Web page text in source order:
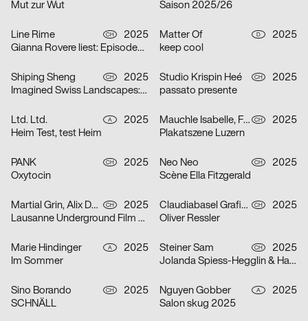
Mut zur Wut
Saison 2025/26
Line Rime CH
2025
Gianna Rovere liest: Episoden von Alltagselefanten
Matter Of D
2025
keep cool
Shiping Sheng CH
2025
Imagined Swiss Landscapes: Perspectives and Edges in Image Collage
Studio Krispin Heé CH
2025
passato presente
Ltd. Ltd. A
2025
Heim Test, test Heim
Mauchle Isabelle, Felix Pfäffli, Brechbühl Erich CH
2025
Plakatszene Luzern
PANK CH
2025
Oxytocin
Neo Neo CH
2025
Scène Ella Fitzgerald
Martial Grin, Alix Debraine CH
2025
Lausanne Underground Film & Music Festival 2025
Claudiabasel Grafik + Interaktion CH
2025
Oliver Ressler
Marie Hindinger A
2025
Im Sommer
Steiner Sam CH
2025
Jolanda Spiess-Hegglin & Hansi Voigt lesen aus „Meistgeklickt“
Sino Borando CH
2025
SCHNÄLL
Nguyen Gobber A
2025
Salon skug 2025